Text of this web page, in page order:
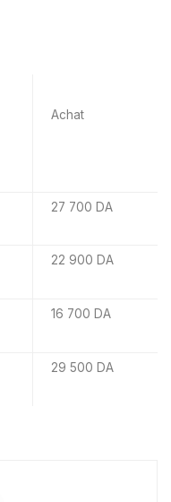
Achat
27 700 DA
22 900 DA
16 700 DA
29 500 DA